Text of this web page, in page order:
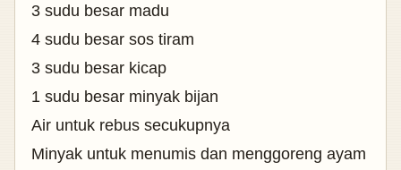
3 sudu besar madu
4 sudu besar sos tiram
3 sudu besar kicap
1 sudu besar minyak bijan
Air untuk rebus secukupnya
Minyak untuk menumis dan menggoreng ayam